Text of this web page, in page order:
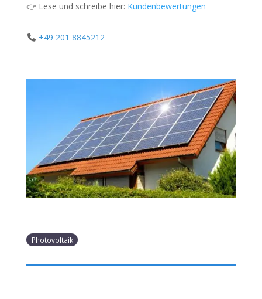
👉 Lese und schreibe hier: Kundenbewertungen
+49 201 8845212
Photovoltaik